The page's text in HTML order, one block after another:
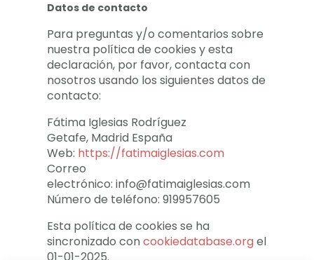
Datos de contacto
Para preguntas y/o comentarios sobre
nuestra política de cookies y esta
declaración, por favor, contacta con
nosotros usando los siguientes datos de
contacto:
Fátima Iglesias Rodríguez
Getafe, Madrid España
Web: https://fatimaiglesias.com
Correo
electrónico: info@fatimaiglesias.com
Número de teléfono: 919957605
Esta política de cookies se ha
sincronizado concookiedatabase.org el